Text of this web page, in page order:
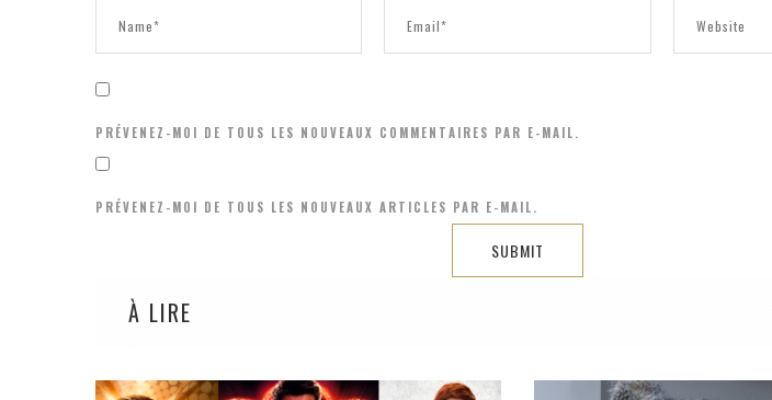
PRÉVENEZ-MOI DE TOUS LES NOUVEAUX COMMENTAIRES PAR E-MAIL.
PRÉVENEZ-MOI DE TOUS LES NOUVEAUX ARTICLES PAR E-MAIL.
À LIRE